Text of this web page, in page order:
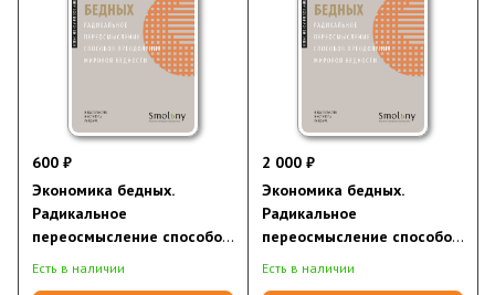
600 ₽
Экономика бедных.
Радикальное
переосмысление способов
преодоления мировой
Есть в наличии
2 000 ₽
Экономика бедных.
Радикальное
переосмысление способов
преодоления мировой
Есть в наличии